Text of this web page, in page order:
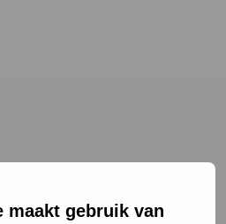
maakt gebruik van